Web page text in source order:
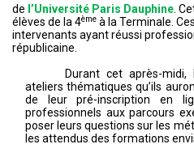
de l’Université Paris Dauphine .
élèves de la 4ème à la Terminale.
intervenants ayant réussi
républicaine.
Durant cet après-
ateliers thématiques qu’ils
de leur pré-inscription en
professionnels aux parcours
poser leurs questions sur les
les attendus des formations